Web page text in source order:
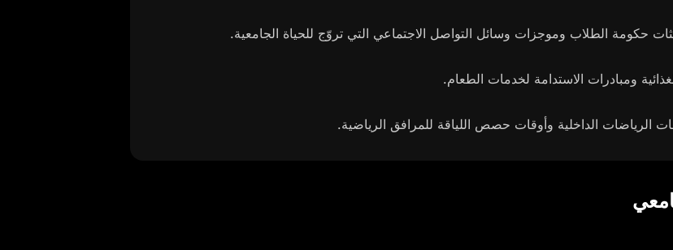
حكومة الطلاب وموجزات وسائل التواصل الاجتماعي التي تروّج للحياة الجامعية.
ومبادرات الاستدامة لخدمات الطعام.
الرياضات الداخلية وأوقات حصص اللياقة للمرافق الرياضية.